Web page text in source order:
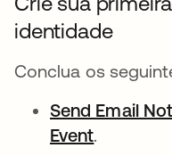
identidade
Conclua os
Send Email
Event.